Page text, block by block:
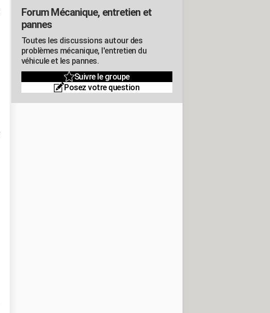
Forum Mécanique, entretien et
pannes
Toutes les discussions autour des
problèmes mécanique, l'entretien du
véhicule et les pannes.
Suivre le groupe
Posez votre question